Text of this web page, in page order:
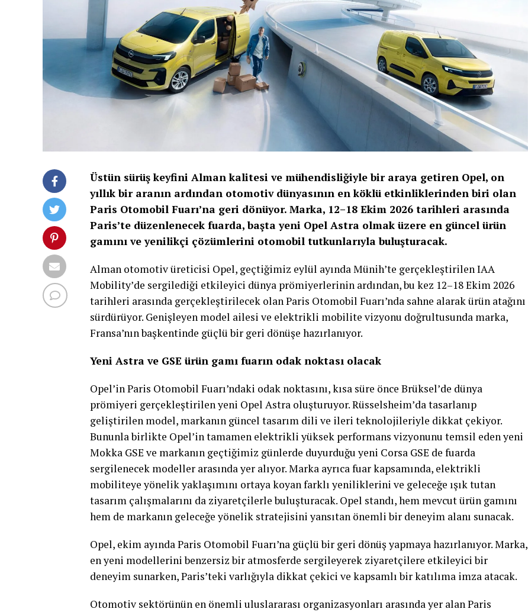
Üstün sürüş keyfini Alman kalitesi ve mühendisliğiyle bir araya getiren Opel, on
yıllık bir aranın ardından otomotiv dünyasının en köklü etkinliklerinden biri olan
Paris Otomobil Fuarı’na geri dönüyor. Marka, 12–18 Ekim 2026 tarihleri arasında
Paris’te düzenlenecek fuarda, başta yeni Opel Astra olmak üzere en güncel ürün
gamını ve yenilikçi çözümlerini otomobil tutkunlarıyla buluşturacak.
Alman otomotiv üreticisi Opel, geçtiğimiz eylül ayında Münih’te gerçekleştirilen IAA
Mobility’de sergilediği etkileyici dünya prömiyerlerinin ardından, bu kez 12–18 Ekim 2026
tarihleri arasında gerçekleştirilecek olan Paris Otomobil Fuarı’nda sahne alarak ürün atağını
sürdürüyor. Genişleyen model ailesi ve elektrikli mobilite vizyonu doğrultusunda marka,
Fransa’nın başkentinde güçlü bir geri dönüşe hazırlanıyor.
Yeni Astra ve GSE ürün gamı fuarın odak noktası olacak
Opel’in Paris Otomobil Fuarı’ndaki odak noktasını, kısa süre önce Brüksel’de dünya
prömiyeri gerçekleştirilen yeni Opel Astra oluşturuyor. Rüsselsheim’da tasarlanıp
geliştirilen model, markanın güncel tasarım dili ve ileri teknolojileriyle dikkat çekiyor.
Bununla birlikte Opel’in tamamen elektrikli yüksek performans vizyonunu temsil eden yeni
Mokka GSE ve markanın geçtiğimiz günlerde duyurduğu yeni Corsa GSE de fuarda
sergilenecek modeller arasında yer alıyor. Marka ayrıca fuar kapsamında, elektrikli
mobiliteye yönelik yaklaşımını ortaya koyan farklı yeniliklerini ve geleceğe ışık tutan
tasarım çalışmalarını da ziyaretçilerle buluşturacak. Opel standı, hem mevcut ürün gamını
hem de markanın geleceğe yönelik stratejisini yansıtan önemli bir deneyim alanı sunacak.
Opel, ekim ayında Paris Otomobil Fuarı’na güçlü bir geri dönüş yapmaya hazırlanıyor. Marka,
en yeni modellerini benzersiz bir atmosferde sergileyerek ziyaretçilere etkileyici bir
deneyim sunarken, Paris’teki varlığıyla dikkat çekici ve kapsamlı bir katılıma imza atacak.
Otomotiv sektörünün en önemli uluslararası organizasyonları arasında yer alan Paris